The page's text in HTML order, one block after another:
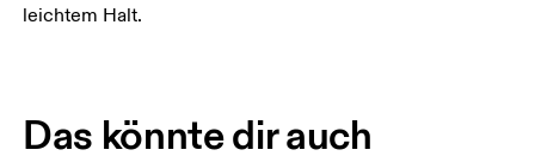
leichtem Halt.
Das könnte dir auch